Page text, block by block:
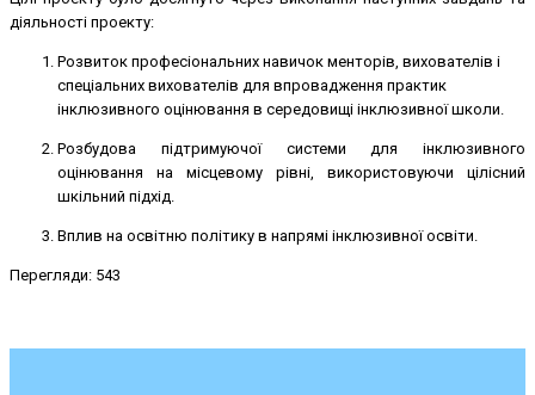
діяльності проекту:
Розвиток професіональних навичок менторів, вихователів і
спеціальних вихователів для впровадження практик
інклюзивного оцінювання в середовищі інклюзивної школи.
Розбудова підтримуючої системи для інклюзивного
оцінювання на місцевому рівні, використовуючи цілісний
шкільний підхід.
Вплив на освітню політику в напрямі інклюзивної освіти.
Перегляди: 543